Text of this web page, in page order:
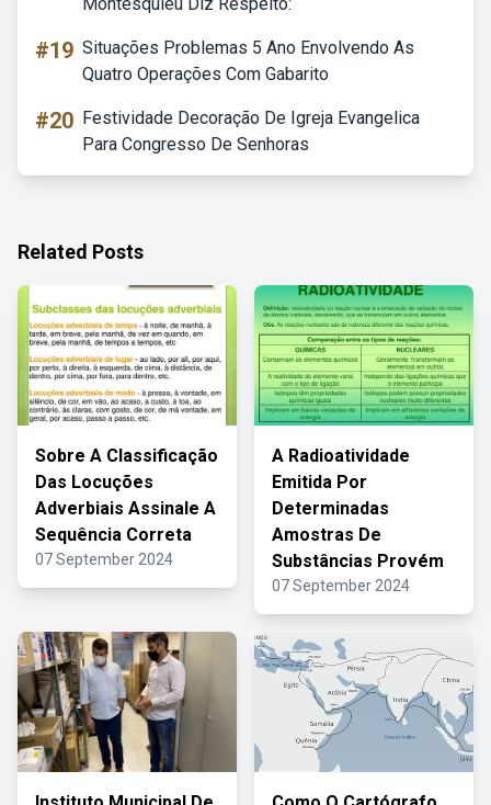
#19 Situações Problemas 5 Ano Envolvendo As
Quatro Operações Com Gabarito
#20 Festividade Decoração De Igreja Evangelica
Para Congresso De Senhoras
Related Posts
Sobre A Classificação
Das Locuções
Adverbiais Assinale A
Sequência Correta
07 September 2024
A Radioatividade
Emitida Por
Determinadas
Amostras De
Substâncias Provém
07 September 2024